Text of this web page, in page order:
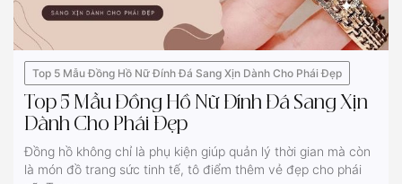
Top 5 Mẫu Đồng Hồ Nữ Đính Đá Sang Xịn Dành Cho Phái Đẹp
Top 5 Mẫu Đồng Hồ Nữ Đính Đá Sang Xịn
Dành Cho Phái Đẹp
Đồng hồ không chỉ là phụ kiện giúp quản lý thời gian mà còn
là món đồ trang sức tinh tế, tô điểm thêm vẻ đẹp cho phái